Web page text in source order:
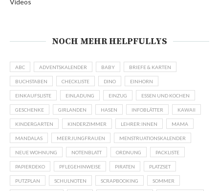
Videos
NOCH MEHR HELPFULLYS
ABC ADVENTSKALENDER BABY BRIEFE & KARTEN
BUCHSTABEN CHECKLISTE DINO EINHORN
EINKAUFSLISTE EINLADUNG EINZUG ESSEN UND KOCHEN
GESCHENKE GIRLANDEN HASEN INFOBLÄTTER KAWAII
KINDERGARTEN KINDERZIMMER LEHRER:INNEN MAMA
MANDALAS MEERJUNGFRAUEN MENSTRUATIONSKALENDER
NEUE WOHNUNG NOTENBLATT ORDNUNG PACKLISTE
PAPIERDEKO PFLEGEHINWEISE PIRATEN PLATZSET
PUTZPLAN SCHULNOTEN SCRAPBOOKING SOMMER